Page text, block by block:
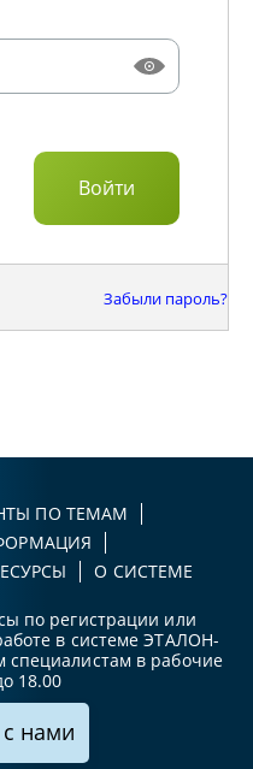
Забыли пароль?
ПО ТЕМАМ
О СИСТЕМЕ
по регистрации или
в системе ЭТАЛОН-
специалистам в рабочие
18.00
с нами